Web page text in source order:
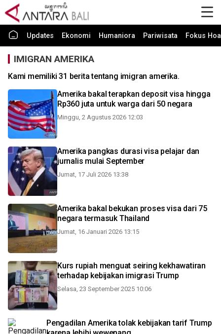
Updates Ekonomi Humaniora Pariwisata Fokus
IMIGRAN AMERIKA
Kami memiliki 31 berita tentang imigran amerika.
Amerika bakal terapkan deposit visa hingga
Rp360 juta untuk warga dari 50 negara
Minggu, 2 Agustus 2026 12:03
Amerika pangkas durasi visa pelajar dan
jurnalis mulai September
Jumat, 17 Juli 2026 13:38
Amerika bakal bekukan proses visa dari 75
negara termasuk Thailand
Jumat, 16 Januari 2026 13:15
Kurs rupiah menguat seiring kekhawatiran
terhadap kebijakan imigrasi Trump
Selasa, 23 September 2025 10:06
Pengadilan Amerika tolak kebijakan tarif Trump